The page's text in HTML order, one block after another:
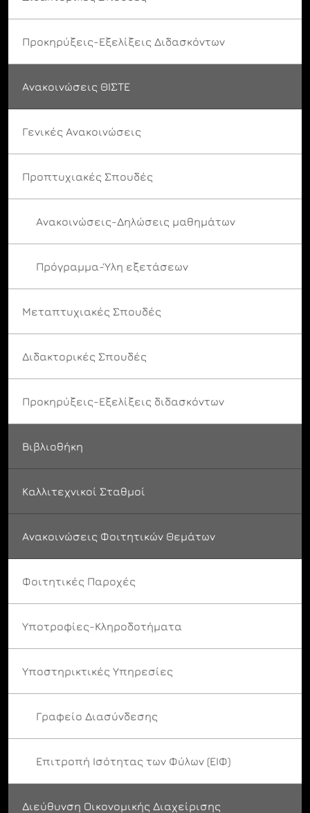
Προκηρύξεις-Εξελίξεις Διδασκόντων
Ανακοινώσεις ΘΙΣΤΕ
Γενικές Ανακοινώσεις
Προπτυχιακές Σπουδές
Ανακοινώσεις-Δηλώσεις μαθημάτων
Πρόγραμμα-Ύλη εξετάσεων
Μεταπτυχιακές Σπουδές
Διδακτορικές Σπουδές
Προκηρύξεις-Εξελίξεις διδασκόντων
Βιβλιοθήκη
Καλλιτεχνικοί Σταθμοί
Ανακοινώσεις Φοιτητικών Θεμάτων
Φοιτητικές Παροχές
Υποτροφίες-Κληροδοτήματα
Υποστηρικτικές Υπηρεσίες
Γραφείο Διασύνδεσης
Επιτροπή Ισότητας των Φύλων (ΕΙΦ)
Διεύθυνση Οικονομικής Διαχείρισης